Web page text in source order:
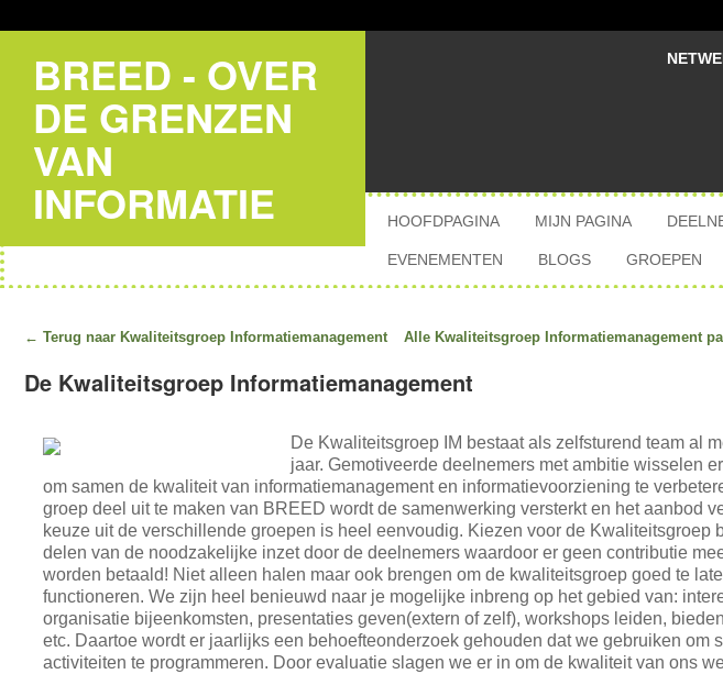
BREED - OVER
DE GRENZEN
VAN
INFORMATIE HOOFDPAGINA MIJN PAGINA
EVENEMENTEN BLOGS GROEPEN
← Terug naar Kwaliteitsgroep Informatiemanagement Alle Kwaliteitsgroep Informatiemanagement
De Kwaliteitsgroep Informatiemanagement
De Kwaliteitsgroep IM bestaat als zelfsturend team al
jaar. Gemotiveerde deelnemers met ambitie wisselen
om samen de kwaliteit van informatiemanagement en informatievoorziening te
groep deel uit te maken van BREED wordt de samenwerking versterkt en het aanbod
keuze uit de verschillende groepen is heel eenvoudig. Kiezen voor de Kwaliteitsgroep
delen van de noodzakelijke inzet door de deelnemers waardoor er geen contributie
worden betaald! Niet alleen halen maar ook brengen om de kwaliteitsgroep goed te
functioneren. We zijn heel benieuwd naar je mogelijke inbreng op het gebied van:
organisatie bijeenkomsten, presentaties geven(extern of zelf), workshops leiden,
etc. Daartoe wordt er jaarlijks een behoefteonderzoek gehouden dat we gebruiken om
activiteiten te programmeren. Door evaluatie slagen we er in om de kwaliteit van ons